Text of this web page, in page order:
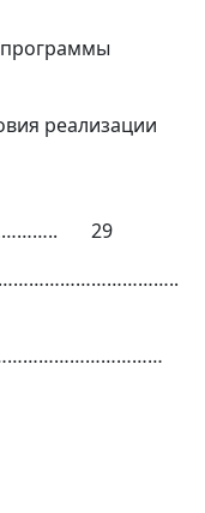
программы
реализации
29